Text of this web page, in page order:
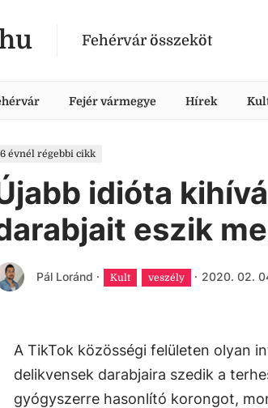
Fehérvár összeköt
Fejér vármegye Hírek
6 évnél régebbi cikk
idióta
eszik
Pál Loránd · Kult veszély · 2020. 02.
A TikTok közösségi felületen olyan
delikvensek darabjaira szedik a
gyógyszerre hasonlító korongot,